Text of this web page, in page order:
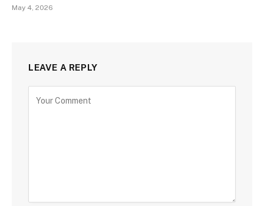
May 4, 2026
LEAVE A REPLY